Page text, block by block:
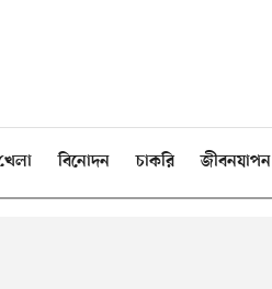
বিনোদন চাকরি জীবনযাপন